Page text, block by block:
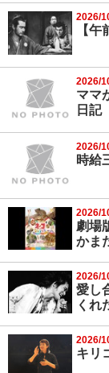
2026/
【
2026/
ママ
日記
2026/
時給
2026/
劇場
かま
2026/
愛し
くれ
2026/
キリ